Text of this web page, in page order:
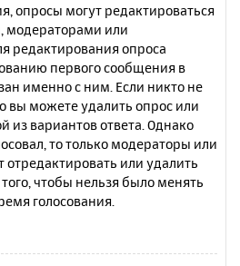
опросы могут редактироваться
модераторами или
редактирования опроса
первого сообщения в
именно с ним. Если никто не
вы можете удалить опрос или
из вариантов ответа. Однако
то только модераторы или
или удалить
чтобы нельзя было менять
голосования.